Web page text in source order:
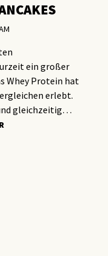
ein großer
Whey Protein hat
erlebt.
gleichzeitig…